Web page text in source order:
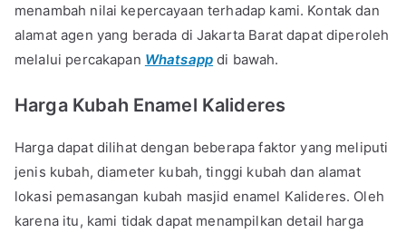
menambah nilai kepercayaan terhadap kami. Kontak dan
alamat agen yang berada di Jakarta Barat dapat diperoleh
melalui percakapan Whatsapp di bawah.
Harga Kubah Enamel Kalideres
Harga dapat dilihat dengan beberapa faktor yang meliputi
jenis kubah, diameter kubah, tinggi kubah dan alamat
lokasi pemasangan kubah masjid enamel Kalideres. Oleh
karena itu, kami tidak dapat menampilkan detail harga